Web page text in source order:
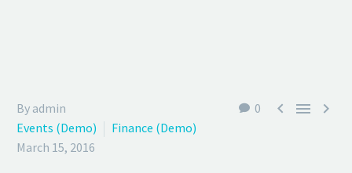
0   
By admin
Events (Demo)
Finance (Demo)
March 15, 2016